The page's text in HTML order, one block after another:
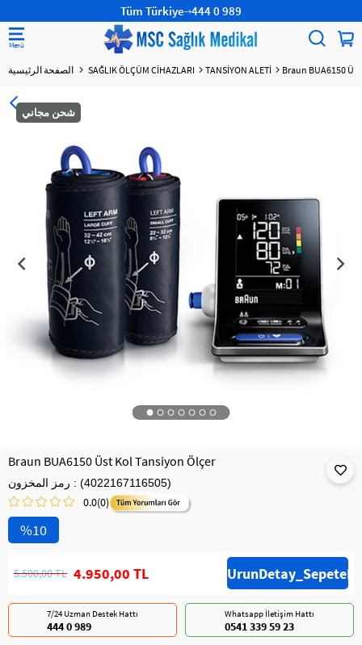
Tüm Türkiye 444 0 989
SAĞLIK ÖLÇÜM CİHAZLARI TANSİYON ALETİ Braun BUA6150
شحن مجاني
Braun BUA6150 Üst Kol Tansiyon Ölçer
رمز المخزون (4022167116505)
0.0(0)
10
5.500,00 TL 4.950,00 TL
Whatsapp İletişim Hattı
0541 339 59 23
7/24 Uzman Destek Hattı
444 0 989